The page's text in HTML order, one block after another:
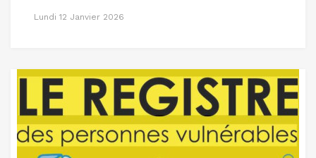
Lundi 12 Janvier 2026